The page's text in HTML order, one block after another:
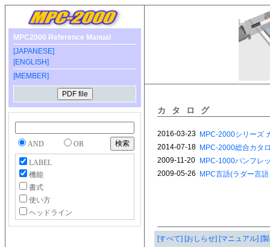
MPC2000 Reference Manual
[JAPANESE]
[ENGLISH]
[MEMBER]
AND OR
LABEL
機能
書式
使い方
ヘッドライン
カタログ
[すべて] [おしらせ] [マニュアル] [